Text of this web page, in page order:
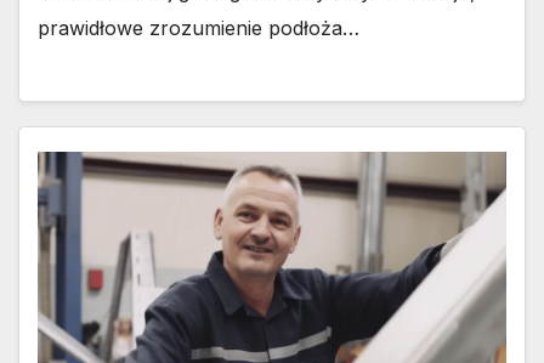
prawidłowe zrozumienie podłoża…